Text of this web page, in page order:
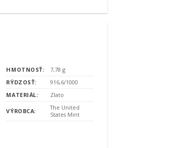
HMOTNOSŤ:
7,78 g
RÝDZOSŤ:
916,6/1000
MATERIÁL:
Zlato
VÝROBCA:
The United
States Mint